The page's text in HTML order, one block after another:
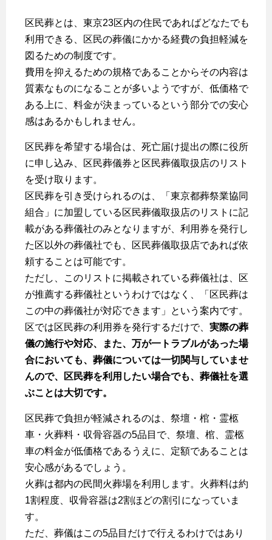
区民葬とは、東京23区内の住民であればどなたでも
利用できる、区民の葬儀にかかる経費の負担軽減を
図るための制度です。
費用を抑えるための規格であることからその内容は
質素なものになることが多いようですが、低価格で
ある上に、料金が決まっているという部分での安心
感はあるかもしれません。
区民葬を希望する場合は、死亡届け提出の際に役所
に申し込み、区民葬儀券と区民葬儀取扱店のリスト
を受け取ります。
区民葬を引き受けられるのは、「東京都葬祭業協同
組合」に加盟している区民葬儀取扱店のリストに記
載がある葬儀社のみとなりますが、利用券を発行し
た区以外の葬儀社でも、区民葬儀取扱店であれば依
頼することは可能です。
ただし、このリストに掲載されている葬儀社は、区
が推薦する葬儀社というわけではなく、「区民葬は
この中の葬儀社が対応できます」という案内です。
区では区民葬の利用券を発行するだけで、 実際の葬
儀の施行や対応、また、万が一トラブルがあった場
合においても、葬儀については一切関与していませ
んので、区民葬を利用したい場合でも、葬儀社を選
ぶことは大切です。
区民葬で負担が軽減されるのは、祭壇・棺・霊柩
車・火葬料・収骨容器の5品目で、祭壇、棺、霊柩
車の料金が低価格であるうえに、定額であることは
安心感があるでしょう。
火葬は都内の民間火葬場を利用します。火葬料は約
1割程度、収骨容器は2割ほどの割引になっていま
す。
ただ、葬儀はこの5品目だけで行えるわけではあり